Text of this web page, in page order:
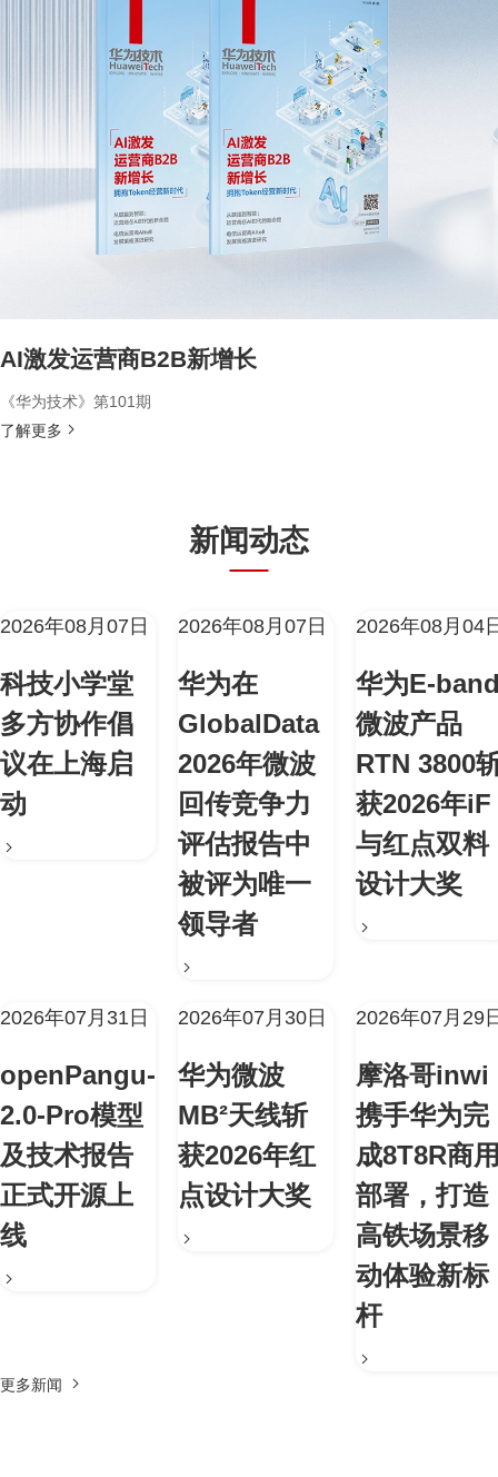
AI激发运营商B2B新增长
《华为技术》第101期
了解更多
新闻动态
2026年08月07日
科技小学堂
多方协作倡
议在上海启
动
2026年08月07日
华为在
GlobalData
2026年微波
回传竞争力
评估报告中
被评为唯一
领导者
2026年08月04
华为E-
微波产品
RTN 3800
获2026年iF
与红点双料
设计大奖
2026年07月31日
openPangu-
2.0-Pro模型
及技术报告
正式开源上
线
2026年07月30日
华为微波
MB²天线斩
获2026年红
点设计大奖
2026年07月29
摩洛哥inwi
携手华为完
成8T8R商
部署，打造
高铁场景移
动体验新标
杆
更多新闻